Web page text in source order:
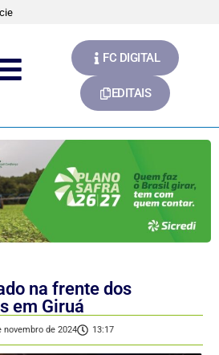
FC DIGITAL
EDITAIS
na frente dos
em Giruá
novembro de 2024 13:17